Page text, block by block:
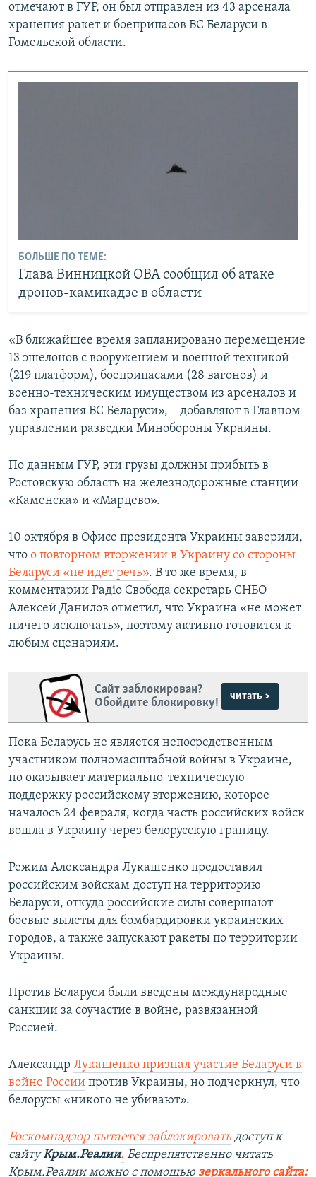
отмечают в ГУР, он был отправлен из 43 арсенала
хранения ракет и боеприпасов ВС Беларуси в
Гомельской области.
БОЛЬШЕ ПО ТЕМЕ:
Глава Винницкой ОВА сообщил об атаке
дронов-камикадзе в области
«В ближайшее время запланировано перемещение
13 эшелонов с вооружением и военной техникой
(219 платформ), боеприпасами (28 вагонов) и
военно-техническим имуществом из арсеналов и
баз хранения ВС Беларуси», – добавляют в Главном
управлении разведки Минобороны Украины.
По данным ГУР, эти грузы должны прибыть в
Ростовскую область на железнодорожные станции
«Каменска» и «Марцево».
10 октября в Офисе президента Украины заверили,
что о повторном вторжении в Украину со стороны
Беларуси «не идет речь». В то же время, в
комментарии Радіо Свобода секретарь СНБО
Алексей Данилов отметил, что Украина «не может
ничего исключать», поэтому активно готовится к
любым сценариям.
Сайт заблокирован?
Обойдите блокировку!
читать >
Пока Беларусь не является непосредственным
участником полномасштабной войны в Украине,
но оказывает материально-техническую
поддержку российскому вторжению, которое
началось 24 февраля, когда часть российских войск
вошла в Украину через белорусскую границу.
Режим Александра Лукашенко предоставил
российским войскам доступ на территорию
Беларуси, откуда российские силы совершают
боевые вылеты для бомбардировки украинских
городов, а также запускают ракеты по территории
Украины.
Против Беларуси были введены международные
санкции за соучастие в войне, развязанной
Россией.
Александр Лукашенко признал участие Беларуси в
войне России против Украины, но подчеркнул, что
белорусы «никого не убивают».
Роскомнадзор пытается заблокировать доступ к
сайтуКрым.Реалии. Беспрепятственно читать
Крым.Реалии можно с помощью зеркального сайта: